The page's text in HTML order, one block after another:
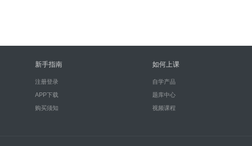
新手指南
注册登录
APP下载
购买须知
如何上课
自学产品
题库中心
视频课程